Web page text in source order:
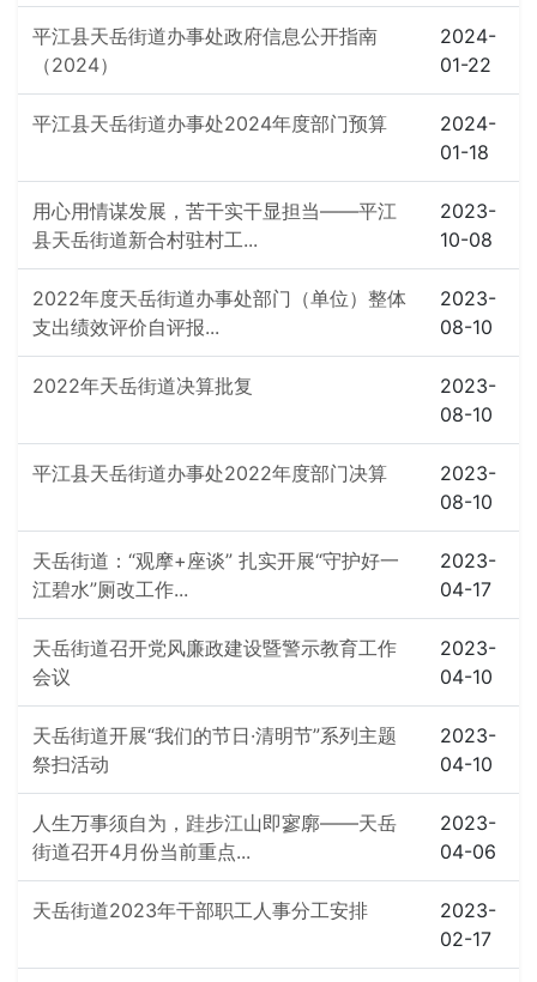
平江县天岳街道办事处政府信息公开指南
（2024）
2024-
01-22
平江县天岳街道办事处2024年度部门预算
2024-
01-18
用心用情谋发展，苦干实干显担当——平江
县天岳街道新合村驻村工...
2023-
10-08
2022年度天岳街道办事处部门（单位）整体
支出绩效评价自评报...
2023-
08-10
2022年天岳街道决算批复
2023-
08-10
平江县天岳街道办事处2022年度部门决算
2023-
08-10
天岳街道：“观摩+座谈” 扎实开展“守护好一
江碧水”厕改工作...
2023-
04-17
天岳街道召开党风廉政建设暨警示教育工作
会议
2023-
04-10
天岳街道开展“我们的节日·清明节”系列主题
祭扫活动
2023-
04-10
人生万事须自为，跬步江山即寥廓——天岳
街道召开4月份当前重点...
2023-
04-06
天岳街道2023年干部职工人事分工安排
2023-
02-17